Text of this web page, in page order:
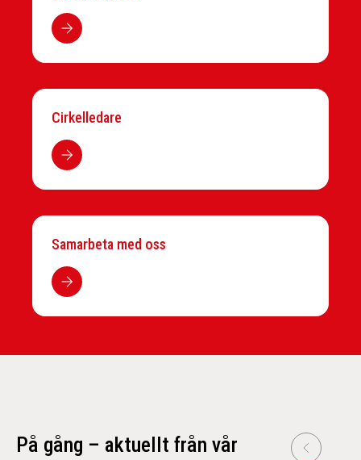
Cirkelledare
Samarbeta med oss
På gång – aktuellt från vår